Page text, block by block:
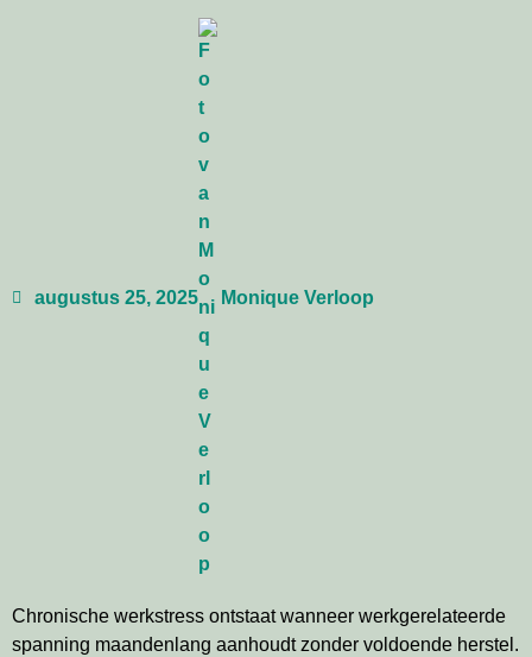
augustus 25, 2025 Monique Verloop
Chronische werkstress ontstaat wanneer werkgerelateerde
spanning maandenlang aanhoudt zonder voldoende herstel.